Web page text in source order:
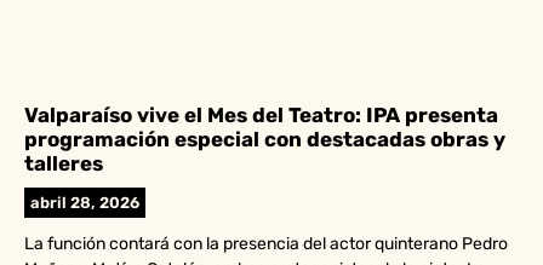
Valparaíso vive el Mes del Teatro: IPA presenta
programación especial con destacadas obras y
talleres
abril 28, 2026
La función contará con la presencia del actor quinterano Pedro